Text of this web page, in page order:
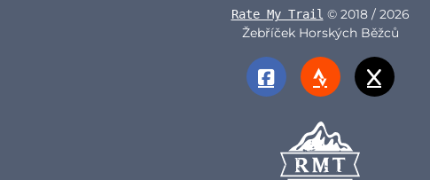
Rate My Trail © 2018 / 2026
Žebříček Horských Běžců